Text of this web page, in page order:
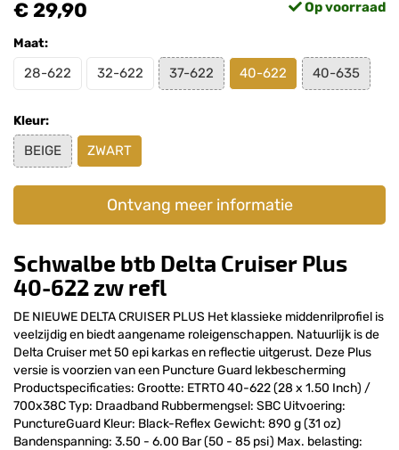
€ 29,90 Op voorraad
Maat:
28-622 32-622 37-622 40-622 40-635
Kleur:
BEIGE ZWART
Ontvang meer informatie
Schwalbe btb Delta Cruiser Plus
40-622 zw refl
DE NIEUWE DELTA CRUISER PLUS Het klassieke middenrilprofiel is
veelzijdig en biedt aangename roleigenschappen. Natuurlijk is de
Delta Cruiser met 50 epi karkas en reflectie uitgerust. Deze Plus
versie is voorzien van een Puncture Guard lekbescherming
Productspecificaties: Grootte: ETRTO 40-622 (28 x 1.50 Inch) /
700x38C Typ: Draadband Rubbermengsel: SBC Uitvoering:
PunctureGuard Kleur: Black-Reflex Gewicht: 890 g (31 oz)
Bandenspanning: 3.50 - 6.00 Bar (50 - 85 psi) Max. belasting: